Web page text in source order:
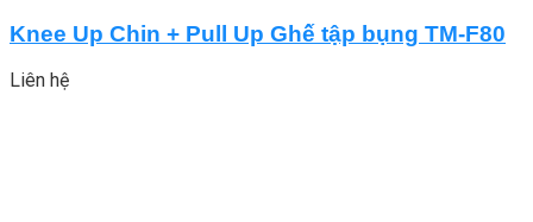
Knee Up Chin + Pull Up Ghế tập bụng TM-F80
Liên hệ